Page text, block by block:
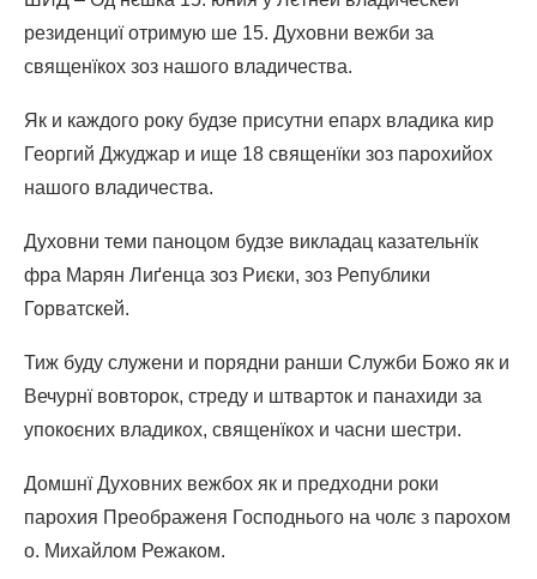
резиденциї отримую ше 15. Духовни вежби за
священїкох зоз нашого владичества.
Як и каждого року будзе присутни епарх владика кир
Георгий Джуджар и ище 18 священїки зоз парохийох
нашого владичества.
Духовни теми паноцом будзе викладац казательнїк
фра Марян Лиґенца зоз Риєки, зоз Републики
Горватскей.
Тиж буду служени и порядни ранши Служби Божо як и
Вечурнї вовторок, стреду и штварток и панахиди за
упокоєних владикох, священїкох и часни шестри.
Домшнї Духовних вежбох як и предходни роки
парохия Преображеня Господнього на чолє з парохом
о. Михайлом Режаком.